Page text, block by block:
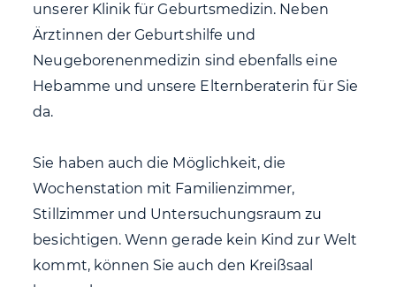
unserer Klinik für Geburtsmedizin. Neben
Ärztinnen der Geburtshilfe und
Neugeborenenmedizin sind ebenfalls eine
Hebamme und unsere Elternberaterin für Sie
da.
Sie haben auch die Möglichkeit, die
Wochenstation mit Familienzimmer,
Stillzimmer und Untersuchungsraum zu
besichtigen. Wenn gerade kein Kind zur Welt
kommt, können Sie auch den Kreißsaal